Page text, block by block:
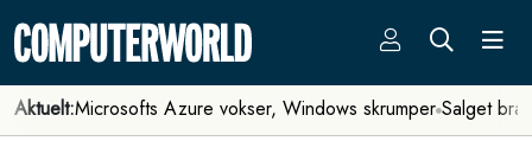
Aktuelt:Microsofts Azure vokser, Windows skrumper Salget